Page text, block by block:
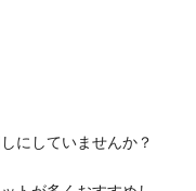
にしていませんか？